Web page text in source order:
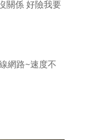
關係 好險我要
網路~速度不